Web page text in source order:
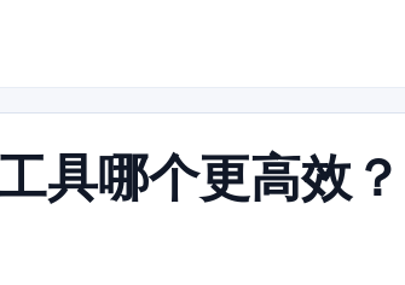
具哪个更高效？